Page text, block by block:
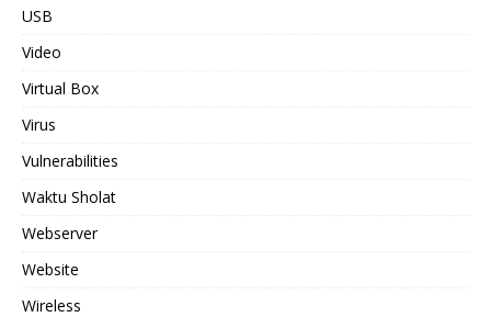
USB
Video
Virtual Box
Virus
Vulnerabilities
Waktu Sholat
Webserver
Website
Wireless